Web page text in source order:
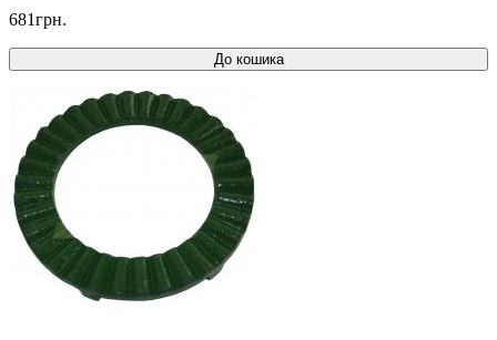
681грн.
До кошика